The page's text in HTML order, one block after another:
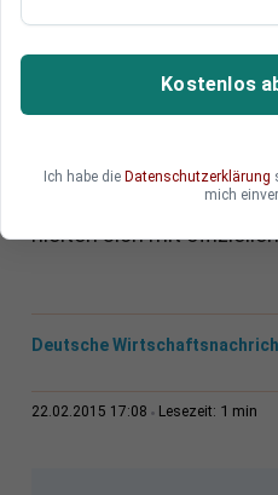
Gauck und
In Kiew haben die
Präsident und
Gewalt teilgenommen.
Oligarchin Julia
hielten sich mit
Deutsche
22.02.2015 17:08 Lesezeit: 1 min
Kostenlos
Ich habe die Datenschutzerklärung
mich